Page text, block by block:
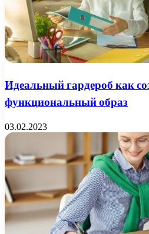
Идеальный гардероб как
функциональный образ
03.02.2023